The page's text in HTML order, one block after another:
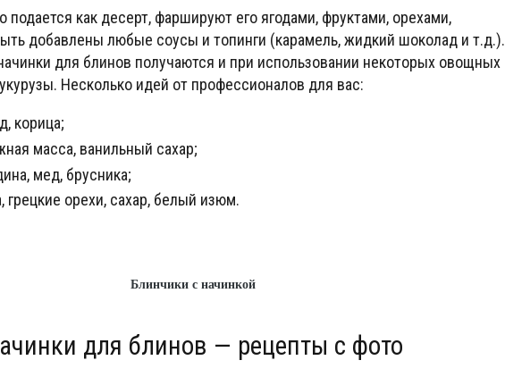
подается как десерт, фаршируют его ягодами, фруктами, орехами,
добавлены любые соусы и топинги (карамель, жидкий шоколад и т.д.).
для блинов получаются и при использовании некоторых овощных
Несколько идей от профессионалов для вас:
корица;
масса, ванильный сахар;
мед, брусника;
грецкие орехи, сахар, белый изюм.
Блинчики с начинкой
для блинов — рецепты с фото